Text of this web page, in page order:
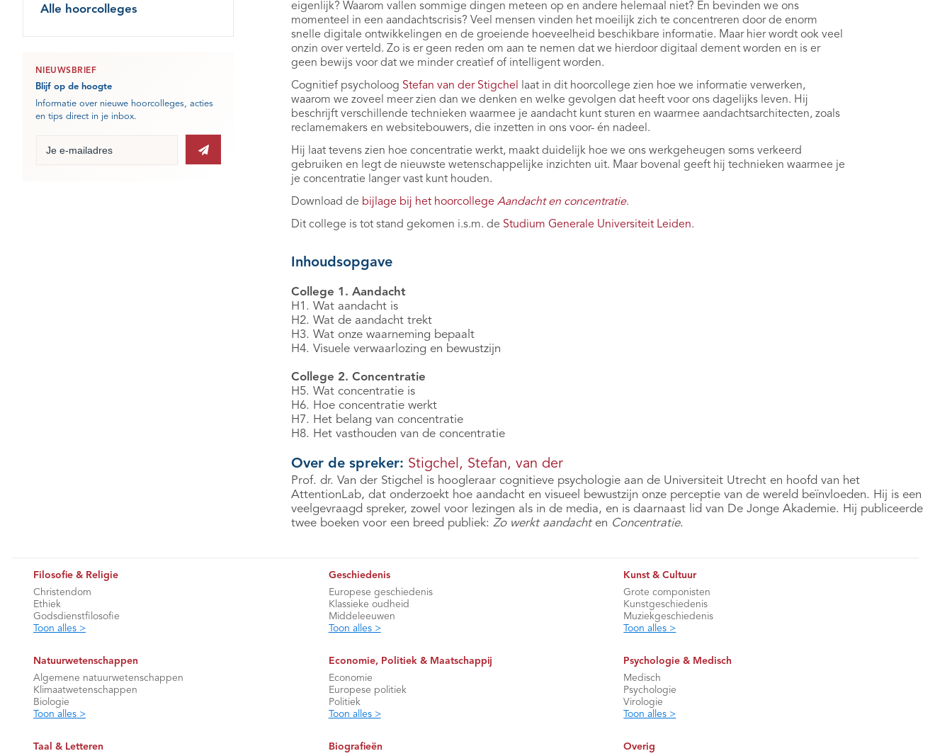
Alle hoorcolleges
NIEUWSBRIEF
Blijf op de hoogte
Informatie over nieuwe hoorcolleges, acties
en tips direct in je inbox.
eigenlijk? Waarom vallen sommige dingen meteen op en andere helemaal niet? En bevinden we ons
momenteel in een aandachtscrisis? Veel mensen vinden het moeilijk zich te concentreren door de enorm
snelle digitale ontwikkelingen en de groeiende hoeveelheid beschikbare informatie. Maar hier wordt ook veel
onzin over verteld. Zo is er geen reden om aan te nemen dat we hierdoor digitaal dement worden en is er
geen bewijs voor dat we minder creatief of intelligent worden.
Cognitief psycholoog Stefan van der Stigchel
laat in dit hoorcollege zien hoe we informatie verwerken,
waarom we zoveel meer zien dan we denken en welke gevolgen dat heeft voor ons dagelijks leven. Hij
beschrijft verschillende technieken waarmee je aandacht kunt sturen en waarmee aandachtsarchitecten, zoals
reclamemakers en websitebouwers, die inzetten in ons voor- én nadeel.
Hij laat tevens zien hoe concentratie werkt, maakt duidelijk hoe we ons werkgeheugen soms verkeerd
gebruiken en legt de nieuwste wetenschappelijke inzichten uit. Maar bovenal geeft hij technieken waarmee je
je concentratie langer vast kunt houden.
Download de bijlage bij het hoorcollege Aandacht en concentratie.
Dit college is tot stand gekomen i.s.m. de Studium Generale Universiteit Leiden.
Inhoudsopgave
College 1. Aandacht
H1. Wat aandacht is
H2. Wat de aandacht trekt
H3. Wat onze waarneming bepaalt
H4. Visuele verwaarlozing en bewustzijn
College 2. Concentratie
H5. Wat concentratie is
H6. Hoe concentratie werkt
H7. Het belang van concentratie
H8. Het vasthouden van de concentratie
Over de spreker: Stigchel, Stefan, van der
Prof. dr. Van der Stigchel is hoogleraar cognitieve psychologie aan de Universiteit Utrecht en hoofd van het
AttentionLab, dat onderzoekt hoe aandacht en visueel bewustzijn onze perceptie van de wereld beïnvloeden. Hij is een
veelgevraagd spreker, zowel voor lezingen als in de media, en is daarnaast lid van De Jonge Akademie. Hij publiceerde
twee boeken voor een breed publiek: Zo werkt aandachten Concentratie.
Filosofie & Religie
Christendom
Ethiek
Godsdienstfilosofie
Toon alles >
Geschiedenis
Europese geschiedenis
Klassieke oudheid
Middeleeuwen
Toon alles >
Kunst & Cultuur
Grote componisten
Kunstgeschiedenis
Muziekgeschiedenis
Toon alles >
Natuurwetenschappen
Algemene natuurwetenschappen
Klimaatwetenschappen
Biologie
Toon alles >
Economie, Politiek & Maatschappij
Economie
Europese politiek
Politiek
Toon alles >
Psychologie & Medisch
Medisch
Psychologie
Virologie
Toon alles >
Taal & Letteren Biografieën Overig